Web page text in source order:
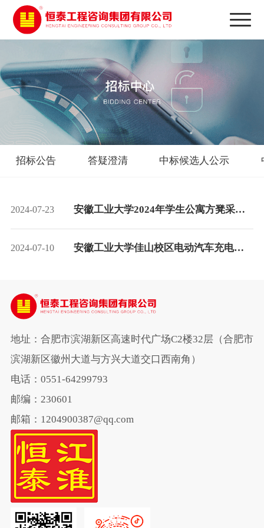
招标公告 答疑澄清 中标候选人公示
2024-07-23
安徽工业大学2024年学生公寓方凳采购
2024-07-10
安徽工业大学佳山校区电动汽车充电桩
地址：合肥市滨湖新区高速时代广场C2楼32层（合肥市
滨湖新区徽州大道与方兴大道交口西南角）
电话：0551-64299793
邮编：230601
邮箱：1204900387@qq.com